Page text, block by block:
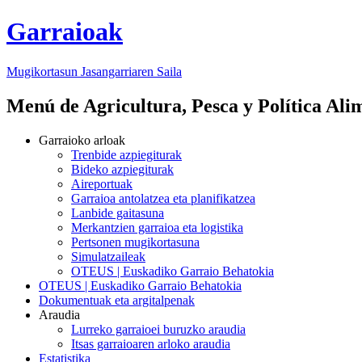
Garraioak
Mugikortasun Jasangarriaren Saila
Menú de Agricultura, Pesca y Política
Garraioko arloak
Trenbide azpiegiturak
Bideko azpiegiturak
Aireportuak
Garraioa antolatzea eta planifikatzea
Lanbide gaitasuna
Merkantzien garraioa eta logistika
Pertsonen mugikortasuna
Simulatzaileak
OTEUS | Euskadiko Garraio Behatokia
OTEUS | Euskadiko Garraio Behatokia
Dokumentuak eta argitalpenak
Araudia
Lurreko garraioei buruzko araudia
Itsas garraioaren arloko araudia
Estatistika